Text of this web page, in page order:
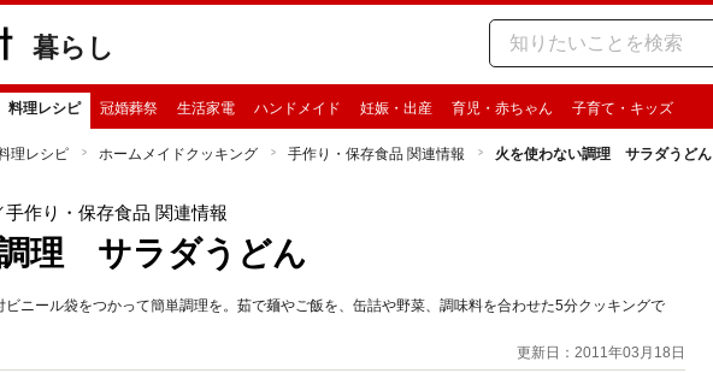
暮らし
料理レシピ 冠婚葬祭 生活家電 ハンドメイド 妊娠・出産 育児・赤ちゃん 子育て・キッズ
理レシピ ホームメイドクッキング 手作り・保存食品 関連情報 火を使わない調理 サラダうどん
手作り・保存食品 関連情報
理 サラダうどん
ニール袋をつかって簡単調理を。茹で麺やご飯を、缶詰や野菜、調味料を合わせた5分クッキングで
更新日：2011年03月18日